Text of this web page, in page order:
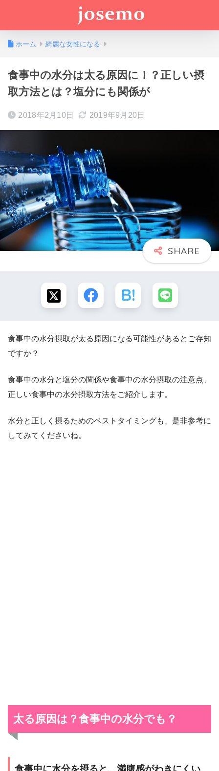
ホーム 綺麗な女性になる
食事中の水分は太る原因に！？正しい摂
取方法とは？塩分にも関係が
2018年2月10日 2019年9月20日
食事中の水分摂取が太る原因になる可能性があるとご存知
ですか？
食事中の水分と塩分の関係や食事中の水分摂取の注意点、
正しい食事中の水分摂取方法をご紹介します。
水分と正しく摂るためのベストタイミングも、是非参考に
してみてくださいね。
太る原因は？食事中の水分でも？
食事中に水分を摂ると、満腹感がわきにくい